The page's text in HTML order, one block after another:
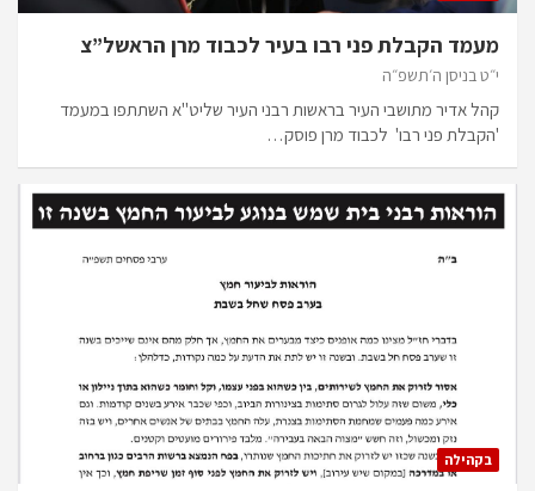
מעמד הקבלת פני רבו בעיר לכבוד מרן הראשל”צ
י״ט בניסן ה׳תשפ״ה
קהל אדיר מתושבי העיר בראשות רבני העיר שליט"א השתתפו במעמד
'הקבלת פני רבו' לכבוד מרן פוסק…
בקהילה